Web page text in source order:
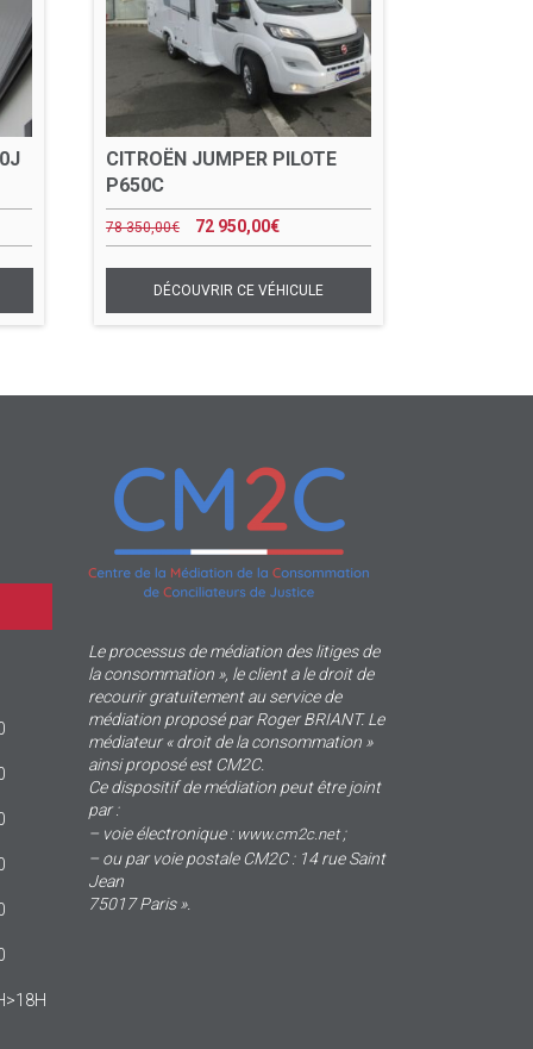
CITROËN JUMPER PILOTE
P650C
78 350,00€ 72 950,00€
Le processus de médiation des litiges de
la consommation », le client a le droit de
recourir gratuitement au service de
médiation proposé par Roger BRIANT. Le
médiateur « droit de la consommation »
ainsi proposé est CM2C.
Ce dispositif de médiation peut être joint
par :
– voie électronique : www.cm2c.net;
– ou par voie postale CM2C : 14 rue Saint
Jean
75017 Paris ».